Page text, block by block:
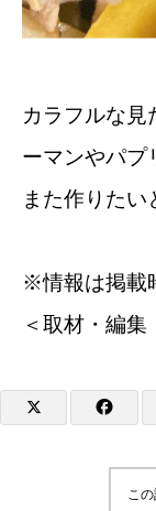
カラフルな見
ーマンやパプ
また作りたい
※情報は掲載
＜取材・編集
こ